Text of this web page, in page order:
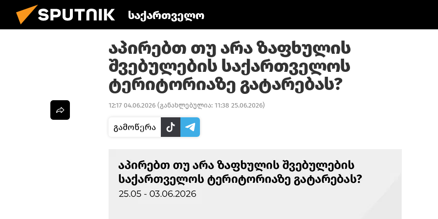
საქართველო
აპირებთ თუ არა ზაფხულის
შვებულების საქართველოს
ტერიტორიაზე გატარებას?
12:17 04.06.2026 (განახლებულია: 11:38 25.06.2026)
გამოწერა